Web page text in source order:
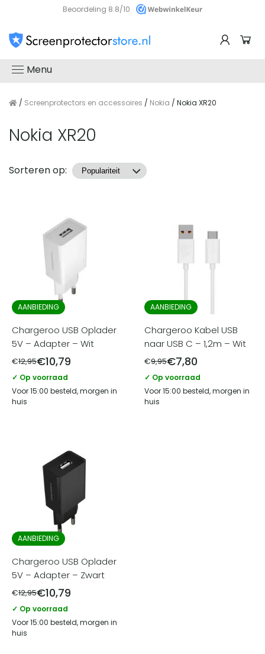
Beoordeling 8.8/10
Menu
/ Screenprotectors en accessoires / Nokia / Nokia XR20
Nokia XR20
Producten
Sorteren op:
AANBIEDING
Chargeroo USB Oplader
5V – Adapter – Wit
€12,95€10,79
✓ Op voorraad
Voor 15:00 besteld, morgen in
huis
AANBIEDING
Chargeroo Kabel USB
naar USB C – 1,2m – Wit
€9,95€7,80
✓ Op voorraad
Voor 15:00 besteld, morgen in
huis
AANBIEDING
Chargeroo USB Oplader
5V – Adapter – Zwart
€12,95€10,79
✓ Op voorraad
Voor 15:00 besteld, morgen in
huis